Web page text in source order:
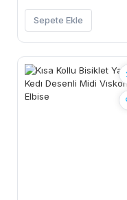
Sepete Ekle